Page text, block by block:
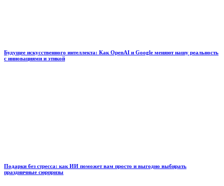
Будущее искусственного интеллекта: Как OpenAI и Google меняют нашу реальность
с инновациями и этикой
Подарки без стресса: как ИИ поможет вам просто и выгодно выбирать
праздничные сюрпризы